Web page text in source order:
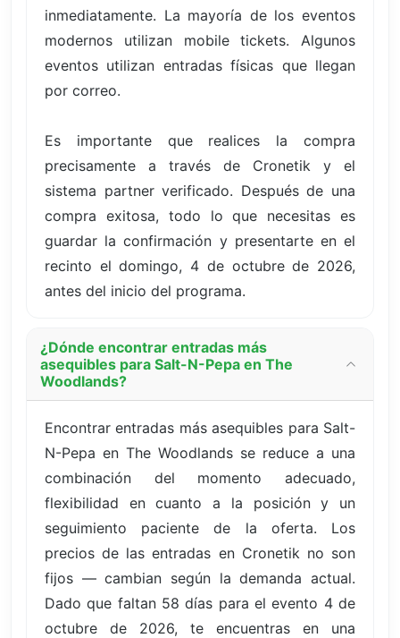
inmediatamente. La mayoría de los eventos
modernos utilizan mobile tickets. Algunos
eventos utilizan entradas físicas que llegan
por correo.
Es importante que realices la compra
precisamente a través de Cronetik y el
sistema partner verificado. Después de una
compra exitosa, todo lo que necesitas es
guardar la confirmación y presentarte en el
recinto el domingo, 4 de octubre de 2026,
antes del inicio del programa.
¿Dónde encontrar entradas más
asequibles para Salt-N-Pepa en The
Woodlands?
Encontrar entradas más asequibles para Salt-
N-Pepa en The Woodlands se reduce a una
combinación del momento adecuado,
flexibilidad en cuanto a la posición y un
seguimiento paciente de la oferta. Los
precios de las entradas en Cronetik no son
fijos — cambian según la demanda actual.
Dado que faltan 58 días para el evento 4 de
octubre de 2026, te encuentras en una